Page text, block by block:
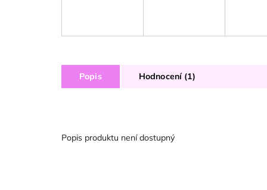
Popis Hodnocení (1)
Popis produktu není dostupný